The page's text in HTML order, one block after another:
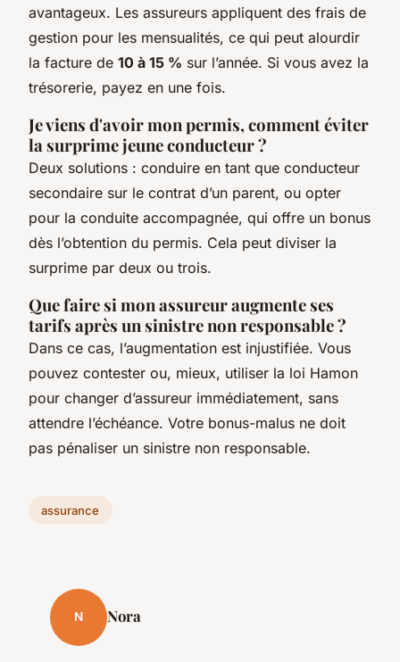
avantageux. Les assureurs appliquent des frais de
gestion pour les mensualités, ce qui peut alourdir
la facture de 10 à 15 % sur l’année. Si vous avez la
trésorerie, payez en une fois.
Je viens d'avoir mon permis, comment éviter
la surprime jeune conducteur ?
Deux solutions : conduire en tant que conducteur
secondaire sur le contrat d’un parent, ou opter
pour la conduite accompagnée, qui offre un bonus
dès l’obtention du permis. Cela peut diviser la
surprime par deux ou trois.
Que faire si mon assureur augmente ses
tarifs après un sinistre non responsable ?
Dans ce cas, l’augmentation est injustifiée. Vous
pouvez contester ou, mieux, utiliser la loi Hamon
pour changer d’assureur immédiatement, sans
attendre l’échéance. Votre bonus-malus ne doit
pas pénaliser un sinistre non responsable.
assurance
N Nora